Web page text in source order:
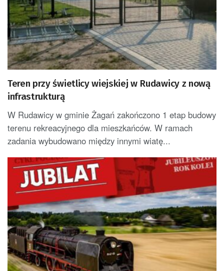
Teren przy świetlicy wiejskiej w Rudawicy z nową
infrastrukturą
W Rudawicy w gminie Żagań zakończono 1 etap budowy
terenu rekreacyjnego dla mieszkańców. W ramach
zadania wybudowano między innymi wiatę...